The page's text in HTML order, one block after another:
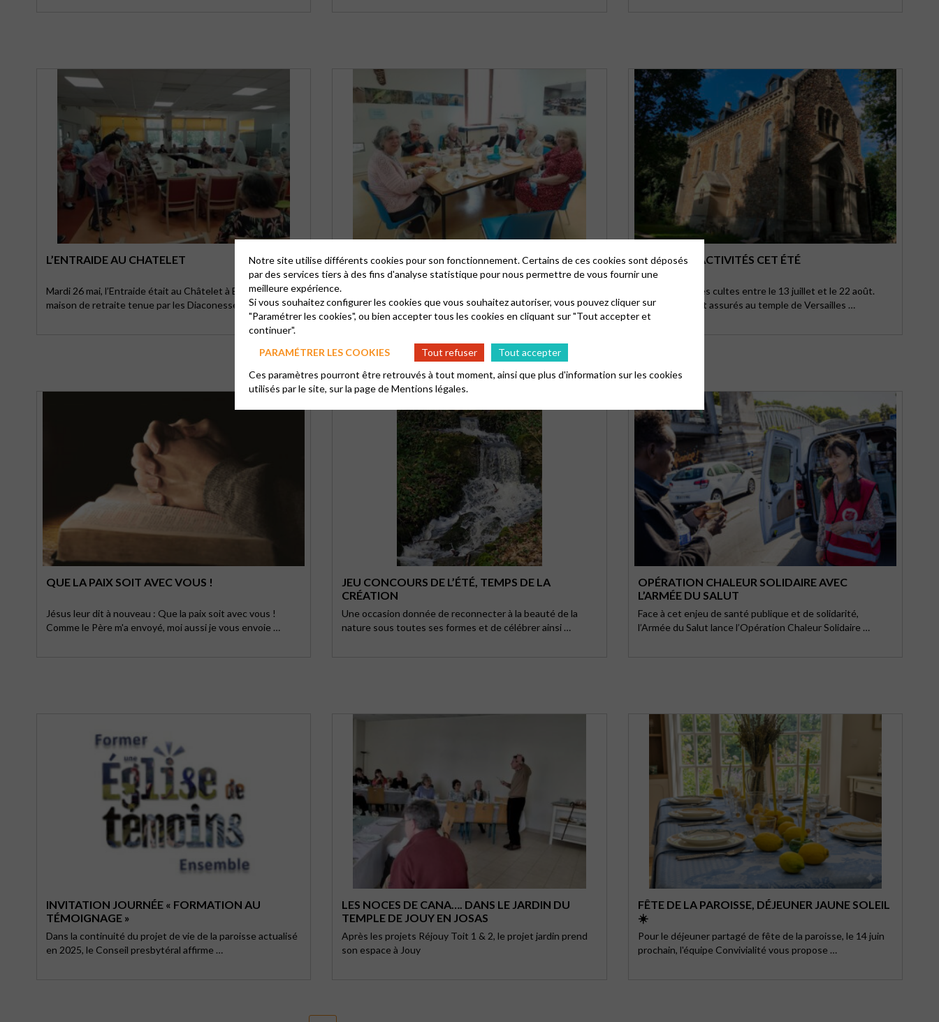
L’ENTRAIDE AU CHATELET
Mardi 26 mai, l’Entraide était au Châtelet à Bellevue,
maison de retraite tenue par les Diaconesses de …
AU REPAS TIRÉ DES SACS
nous étions 7 autour de la table à Vélizy.
CULTES ET ACTIVITÉS CET ÉTÉ
Interruption des cultes entre le 13 juillet et le 22 août.
Des cultes sont assurés au temple de Versailles …
QUE LA PAIX SOIT AVEC VOUS !
Jésus leur dit à nouveau : Que la paix soit avec vous !
Comme le Père m'a envoyé, moi aussi je vous envoie …
JEU CONCOURS DE L’ÉTÉ, TEMPS DE LA
CRÉATION
Une occasion donnée de reconnecter à la beauté de la
nature sous toutes ses formes et de célébrer ainsi …
OPÉRATION CHALEUR SOLIDAIRE AVEC
L’ARMÉE DU SALUT
Face à cet enjeu de santé publique et de solidarité,
l’Armée du Salut lance l’Opération Chaleur Solidaire …
INVITATION JOURNÉE « FORMATION AU
TÉMOIGNAGE »
Dans la continuité du projet de vie de la paroisse actualisé
en 2025, le Conseil presbytéral affirme …
LES NOCES DE CANA…. DANS LE JARDIN DU
TEMPLE DE JOUY EN JOSAS
Après les projets Réjouy Toit 1 & 2, le projet jardin prend
son espace à Jouy
FÊTE DE LA PAROISSE, DÉJEUNER JAUNE SOLEIL
☀️
Pour le déjeuner partagé de fête de la paroisse, le 14 juin
prochain, l'équipe Convivialité vous propose …
Notre site utilise différents cookies pour son fonctionnement. Certains de ces cookies sont déposés
par des services tiers à des fins d'analyse statistique pour nous permettre de vous fournir une
meilleure expérience.
Si vous souhaitez configurer les cookies que vous souhaitez autoriser, vous pouvez cliquer sur
"Paramétrer les cookies", ou bien accepter tous les cookies en cliquant sur "Tout accepter et
continuer".
PARAMÉTRER LES COOKIES
Tout refuser
Tout accepter
Ces paramètres pourront être retrouvés à tout moment, ainsi que plus d'information sur les cookies
utilisés par le site, sur la page deMentions légales.